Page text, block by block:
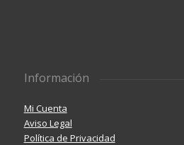
Información
Mi Cuenta
Aviso Legal
Política de Privacidad